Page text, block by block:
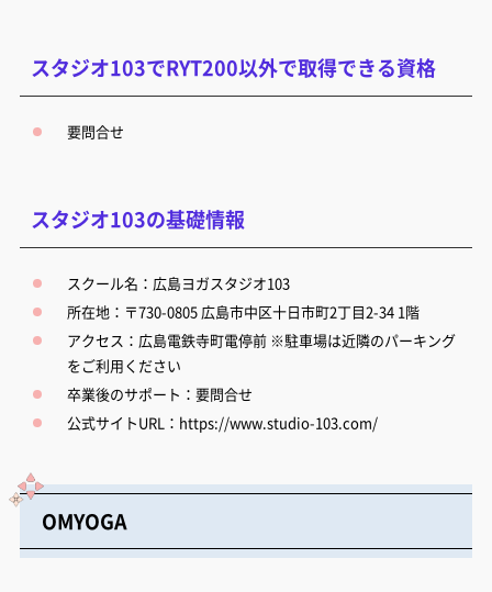
スタジオ103でRYT200以外で取得できる資格
要問合せ
スタジオ103の基礎情報
スクール名：広島ヨガスタジオ103
所在地：〒730-0805 広島市中区十日市町2丁目2-34 1階
アクセス：広島電鉄寺町電停前 ※駐車場は近隣のパーキング
をご利用ください
卒業後のサポート：要問合せ
公式サイトURL： https://www.studio-103.com/
OMYOGA